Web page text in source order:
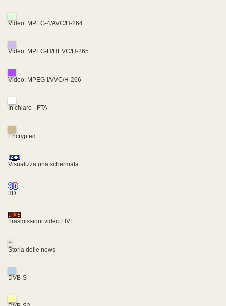
Video: MPEG-4/AVC/H-264
Video: MPEG-H/HEVC/H-265
Video: MPEG-I/VVC/H-266
In chiaro - FTA
Encrypted
Visualizza una schermata
3D
Trasmissioni video LIVE
+
Storia delle news
DVB-S